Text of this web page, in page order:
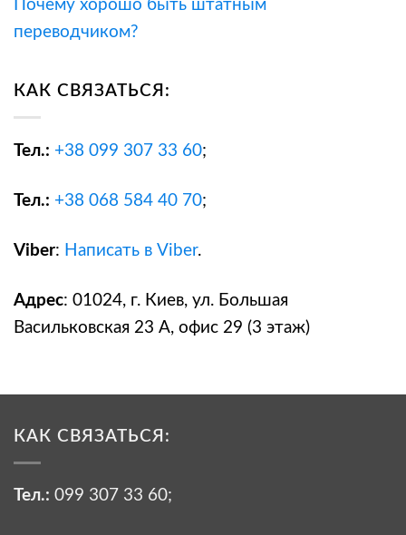
Почему хорошо быть штатным
переводчиком?
КАК СВЯЗАТЬСЯ:
Тел.: +38 099 307 33 60;
Тел.: +38 068 584 40 70;
Viber: Написать в Viber.
Адрес: 01024, г. Киев, ул. Большая
Васильковская 23 А, офис 29 (3 этаж)
КАК СВЯЗАТЬСЯ:
Тел.: 099 307 33 60;